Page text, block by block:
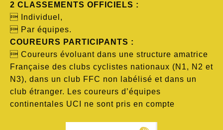
2 CLASSEMENTS OFFICIELS :
 Individuel,
 Par équipes.
COUREURS PARTICIPANTS :
 Coureurs évoluant dans une structure amatrice
Française des clubs cyclistes nationaux (N1, N2 et
N3), dans un club FFC non labélisé et dans un
club étranger. Les coureurs d’équipes
continentales UCI ne sont pris en compte